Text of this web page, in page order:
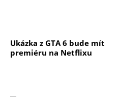
Ukázka z GTA 6 bude mít
premiéru na Netflixu